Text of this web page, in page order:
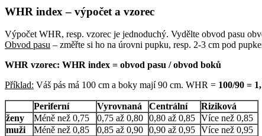
WHR index – výpočet a vzorec
Výpočet WHR, resp. vzorec je jednoduchý. Vydělte obvod pasu
Obvod pasu – změřte si ho na úrovni pupku, resp. 2-3 cm pod
WHR vzorec: WHR index = obvod pasu / obvod boků
Příklad: Váš pás má 100 cm a boky mají 90 cm. WHR = 100/90 =
Periferní Vyrovnaná Centrální
Riziková
ženy
Méně než 0,75 0,75 až 0,80 0,80 až 0,85 Více než 0,85
muži
Méně než 0,85 0,85 až 0,90 0,90 až 0,95 Více než 0,95